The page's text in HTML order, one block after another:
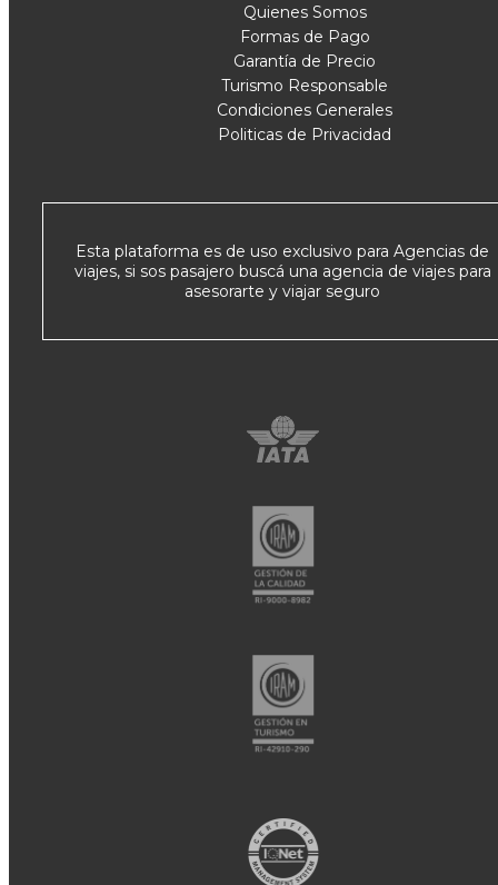
Quienes Somos
Formas de Pago
Garantía de Precio
Turismo Responsable
Condiciones Generales
Politicas de Privacidad
Esta plataforma es de uso exclusivo para Agencias de
viajes, si sos pasajero buscá una agencia de viajes para
asesorarte y viajar seguro